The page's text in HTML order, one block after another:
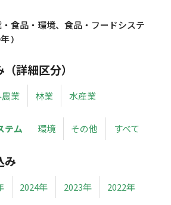
食品・環境、食品・フードシステ
)
詳細区分）
業 林業 水産業
テム 環境 その他 すべて
み
2024年 2023年 2022年